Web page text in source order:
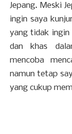
Jepang. Meski
ingin saya
yang tidak ingin
dan khas
mencoba
namun tetap
yang cukup